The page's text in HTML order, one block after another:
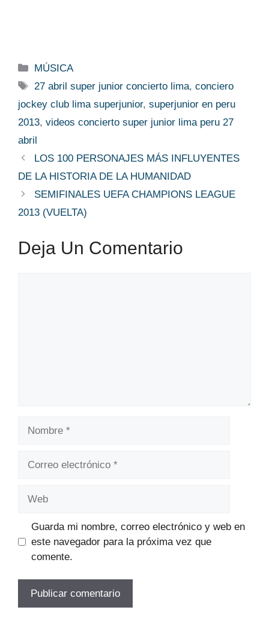
Categorías
MÚSICA
Etiquetas
27 abril super junior concierto lima,conciero
jockey club lima superjunior, superjunior en peru
2013, videos concierto super junior lima peru 27
abril
LOS 100 PERSONAJES MÁS INFLUYENTES
DE LA HISTORIA DE LA HUMANIDAD
SEMIFINALES UEFA CHAMPIONS LEAGUE
2013 (VUELTA)
Deja Un Comentario
Guarda mi nombre, correo electrónico y web en
este navegador para la próxima vez que
comente.